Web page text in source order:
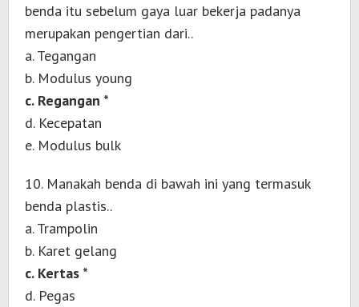
benda itu sebelum gaya luar bekerja padanya
merupakan pengertian dari..
a. Tegangan
b. Modulus young
c. Regangan *
d. Kecepatan
e. Modulus bulk
10. Manakah benda di bawah ini yang termasuk
benda plastis..
a. Trampolin
b. Karet gelang
c. Kertas *
d. Pegas